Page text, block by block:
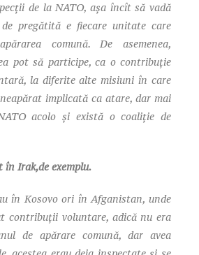
de la NATO, așa încît să vadă
pregătită e fiecare unitate care
comună. De asemenea,
pot să participe, ca o contribuție
la diferite alte misiuni în care
implicată ca atare, dar mai
acolo și există o coaliție de
Irak,de exemplu.
în Kosovo ori în Afganistan, unde
contribuții voluntare, adică nu era
de apărare comună, dar avea